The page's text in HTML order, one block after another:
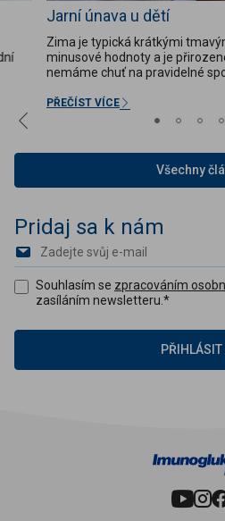
Jarní únava u dětí
Zima je typická krátkými
minusové hodnoty a je
nemáme chuť na pravidelné
ovoce a zeleniny, jídla chudá na
vlákninu mohou způsobit...
PŘEČÍST VÍCE
Všechny
Sledujte
youtube
Pridaj sa k nám
Souhlasím se zpracováním
zasíláním newsletteru. *
PŘIHLÁSIT